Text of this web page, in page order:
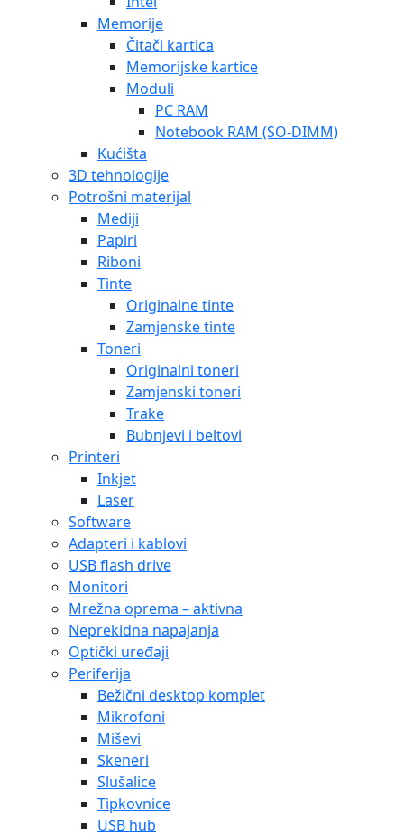
Memorije
Čitači kartica
Memorijske kartice
Moduli
PC RAM
Notebook RAM (SO-DIMM)
Kućišta
3D tehnologije
Potrošni materijal
Mediji
Papiri
Riboni
Tinte
Originalne tinte
Zamjenske tinte
Toneri
Originalni toneri
Zamjenski toneri
Trake
Bubnjevi i beltovi
Printeri
Inkjet
Laser
Software
Adapteri i kablovi
USB flash drive
Monitori
Mrežna oprema – aktivna
Neprekidna napajanja
Optički uređaji
Periferija
Bežični desktop komplet
Mikrofoni
Miševi
Skeneri
Slušalice
Tipkovnice
USB hub